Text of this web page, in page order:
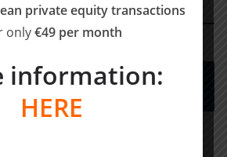
and Financial / Deal
private equity transactions
only€49 per month
information:
HERE